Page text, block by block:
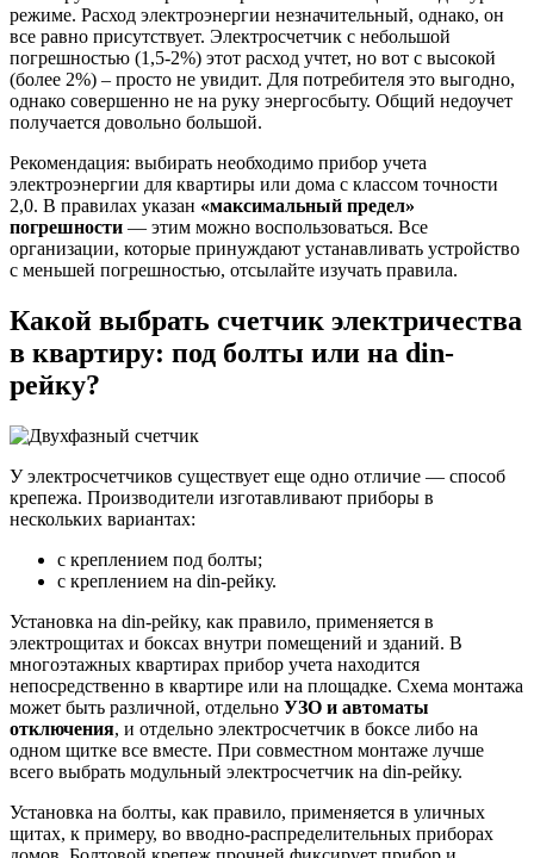
режиме. Расход электроэнергии незначительный, однако, он
все равно присутствует. Электросчетчик с небольшой
погрешностью (1,5-2%) этот расход учтет, но вот с высокой
(более 2%) – просто не увидит. Для потребителя это выгодно,
однако совершенно не на руку энергосбыту. Общий недоучет
получается довольно большой.
Рекомендация: выбирать необходимо прибор учета
электроэнергии для квартиры или дома с классом точности
2,0. В правилах указан «максимальный предел»
погрешности — этим можно воспользоваться. Все
организации, которые принуждают устанавливать устройство
с меньшей погрешностью, отсылайте изучать правила.
Какой выбрать счетчик электричества
в квартиру: под болты или на din-
рейку?
У электросчетчиков существует еще одно отличие — способ
крепежа. Производители изготавливают приборы в
нескольких вариантах:
с креплением под болты;
с креплением на din-рейку.
Установка на din-рейку, как правило, применяется в
электрощитах и боксах внутри помещений и зданий. В
многоэтажных квартирах прибор учета находится
непосредственно в квартире или на площадке. Схема монтажа
может быть различной, отдельно УЗО и автоматы
отключения, и отдельно электросчетчик в боксе либо на
одном щитке все вместе. При совместном монтаже лучше
всего выбрать модульный электросчетчик на din-рейку.
Установка на болты, как правило, применяется в уличных
щитах, к примеру, во вводно-распределительных приборах